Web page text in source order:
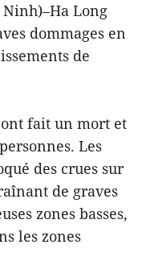
Ninh)–Ha Long
dommages en
de
fait un mort et
Les
des crues sur
de graves
zones basses,
les zones